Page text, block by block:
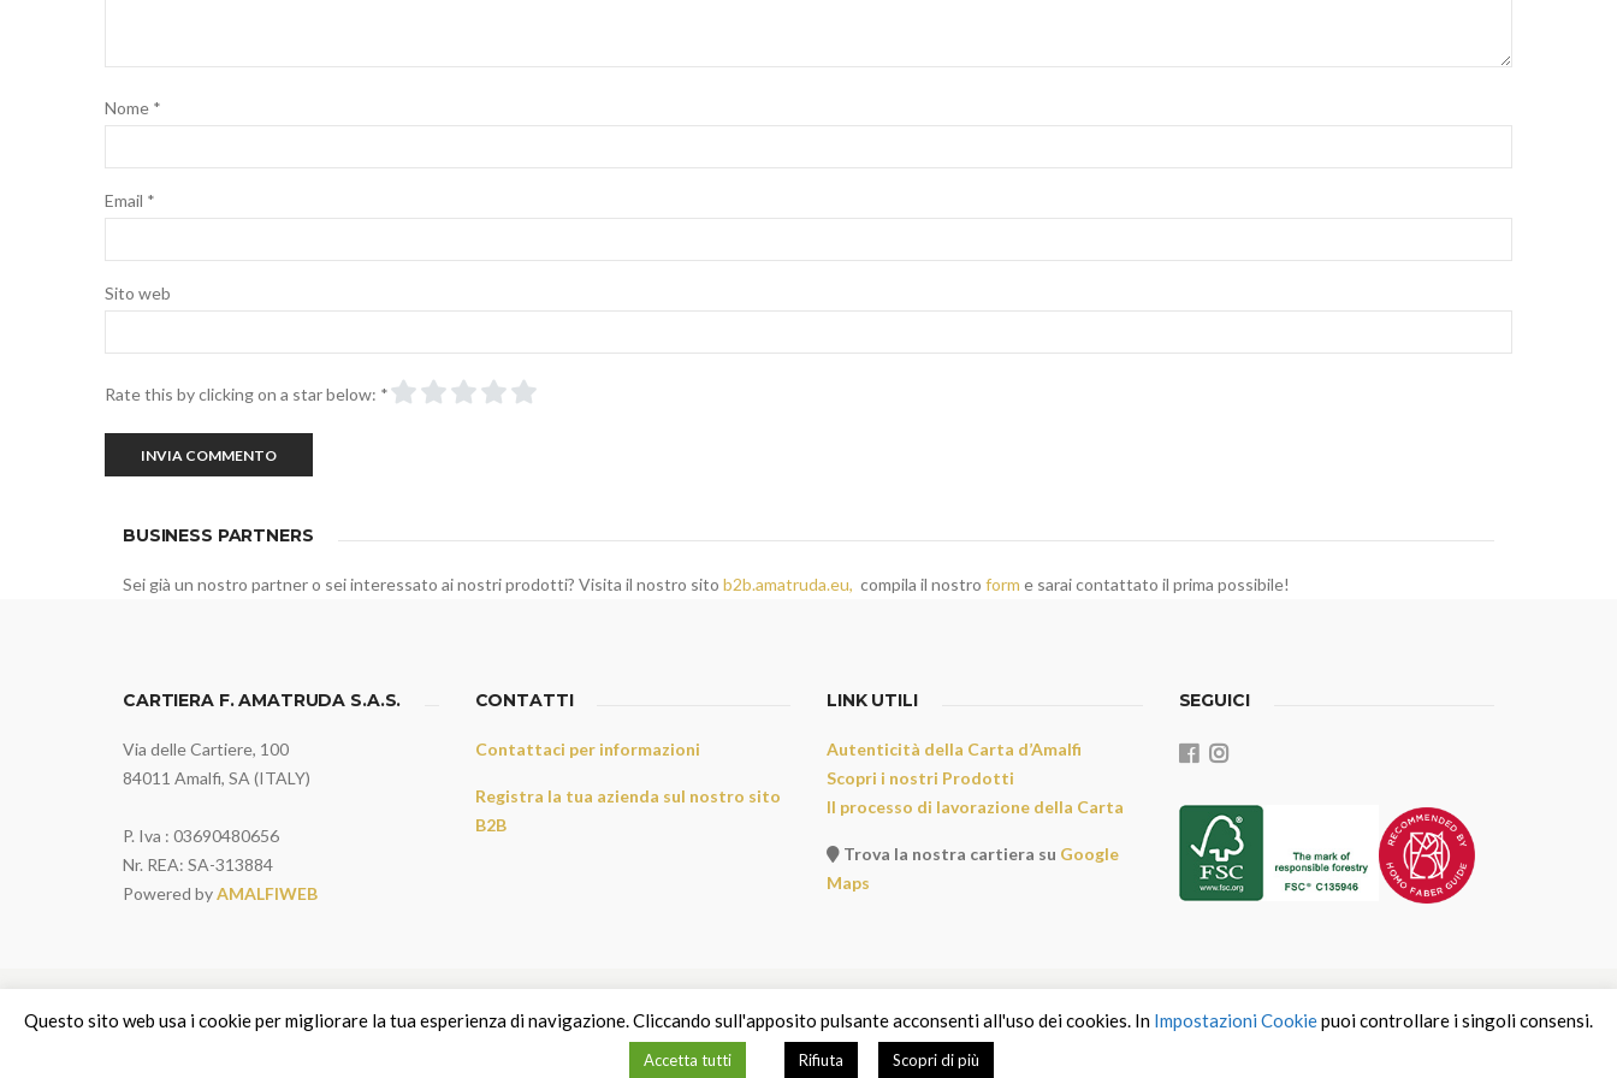
Nome *
Email *
Sito web
Rate this by clicking on a star below: *
BUSINESS PARTNERS
Sei già un nostro partner o sei interessato ai nostri prodotti? Visita il nostro sito b2b.amatruda.eu, compila il nostro form e sarai contattato il prima possibile!
CARTIERA F. AMATRUDA S.A.S.
Via delle Cartiere, 100
84011 Amalfi, SA (ITALY)
P. Iva : 03690480656
Nr. REA: SA-313884
Powered byAMALFIWEB
CONTATTI
Contattaci per informazioni
Registra la tua azienda sul nostro sito
B2B
LINK UTILI
Autenticità della Carta d’Amalfi
Scopri i nostri Prodotti
Il processo di lavorazione della Carta
Trova la nostra cartiera su Google
Maps
SEGUICI
PRIVACY & COOKIE POLICY ENGLISH VERSION
Questo sito web usa i cookie per migliorare la tua esperienza di navigazione. Cliccando sull'apposito pulsante acconsenti all'uso dei cookies. In Impostazioni Cookiepuoi controllare i singoli consensi.
Accetta tutti Rifiuta Scopri di più